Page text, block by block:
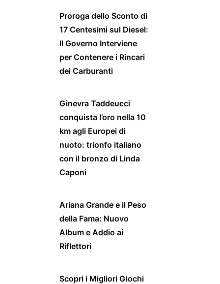
Proroga dello Sconto di
17 Centesimi sul Diesel:
Il Governo Interviene
per Contenere i Rincari
dei Carburanti
Ginevra Taddeucci
conquista l’oro nella 10
km agli Europei di
nuoto: trionfo italiano
con il bronzo di Linda
Caponi
Ariana Grande e il Peso
della Fama: Nuovo
Album e Addio ai
Riflettori
Scopri i Migliori Giochi